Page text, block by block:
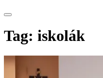
Tag: iskolák